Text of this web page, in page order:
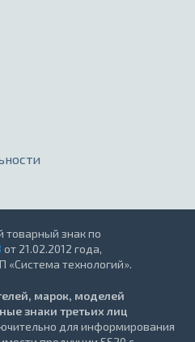
товарный знак по
от 21.02.2012 года,
технологий».
марок, моделей
знаки третьих лиц
для информирования